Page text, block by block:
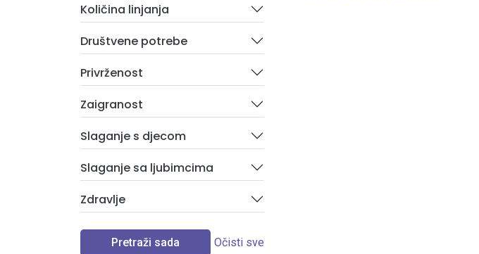
Količina linjanja
Društvene potrebe
Privrženost
Zaigranost
Slaganje s djecom
Slaganje sa ljubimcima
Zdravlje
Pretraži sada Očisti sve